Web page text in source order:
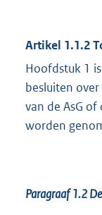
Artikel 1.1.2
Hoofdstuk 1
besluiten
van de AsG
worden
Paragraaf 1.2